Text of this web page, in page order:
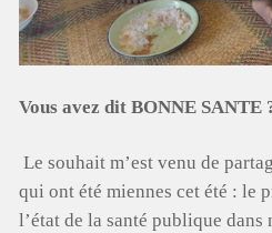
Vous avez dit BONNE SANTE
Le souhait m’est venu de
qui ont été miennes cet été : le
l’état de la santé publique dans